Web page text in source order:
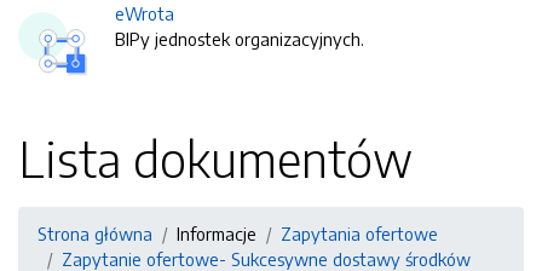
eWrota
BIPy jednostek organizacyjnych.
Lista dokumentów
Strona główna Informacje
Zapytania ofertowe
Zapytanie ofertowe- Sukcesywne dostawy środków